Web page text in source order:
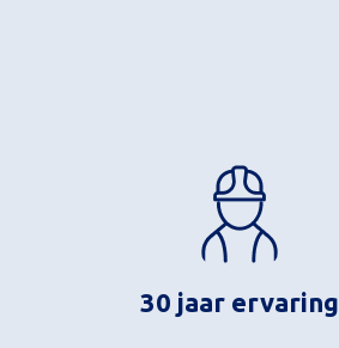
30 jaar ervaring